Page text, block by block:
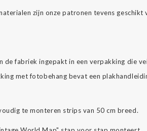
zijn onze patronen tevens geschikt
de fabriek ingepakt in een verpakking die
met fotobehang bevat een
te monteren strips van 50 cm breed.